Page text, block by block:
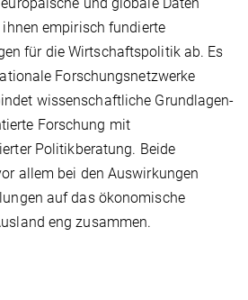
empirisch fundierte
für die Wirtschaftspolitik ab. Es
Forschungsnetzwerke
wissenschaftliche Grundlagen-
Forschung mit
Politikberatung. Beide
allem bei den Auswirkungen
auf das ökonomische
eng zusammen.